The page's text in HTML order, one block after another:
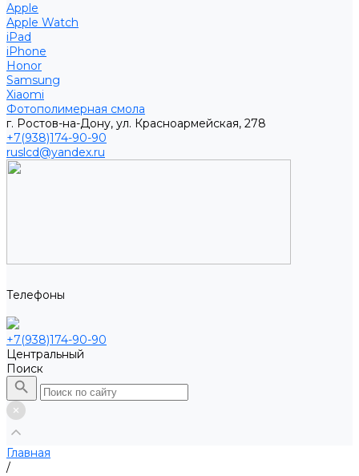
Apple
Apple Watch
iPad
iPhone
Honor
Samsung
Xiaomi
Фотополимерная смола
г. Ростов-на-Дону, ул. Красноармейская, 278
+7(938)174-90-90
ruslcd@yandex.ru
Телефоны
+7(938)174-90-90
Центральный
Поиск
Главная
/